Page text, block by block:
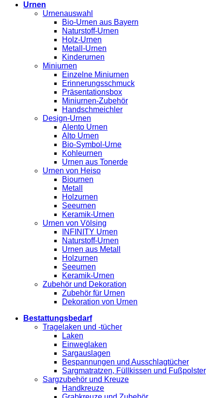
Urnen
Urnenauswahl
Bio-Urnen aus Bayern
Naturstoff-Urnen
Holz-Urnen
Metall-Urnen
Kinderurnen
Miniurnen
Einzelne Miniurnen
Erinnerungsschmuck
Präsentationsbox
Miniurnen-Zubehör
Handschmeichler
Design-Urnen
Alento Urnen
Alto Urnen
Bio-Symbol-Urne
Kohleurnen
Urnen aus Tonerde
Urnen von Heiso
Biournen
Metall
Holzurnen
Seeurnen
Keramik-Urnen
Urnen von Völsing
INFINITY Urnen
Naturstoff-Urnen
Urnen aus Metall
Holzurnen
Seeurnen
Keramik-Urnen
Zubehör und Dekoration
Zubehör für Urnen
Dekoration von Urnen
Bestattungsbedarf
Tragelaken und -tücher
Laken
Einweglaken
Sargauslagen
Bespannungen und Ausschlagtücher
Sargmatratzen, Füllkissen und Fußpolster
Sargzubehör und Kreuze
Handkreuze